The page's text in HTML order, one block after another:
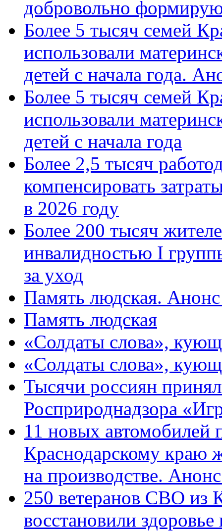
добровольно
Более 5 тысяч семей
использовали
детей с начала года.
Более 5 тысяч семей
использовали
детей с начала года
Более 2,5 тысяч
компенсировать
в 2026 году
Более 200 тысяч
инвалидностью I
за уход
Память людская.
Память людская
«Солдаты слова»,
«Солдаты слова»,
Тысячи россиян
Росприроднадзора
11 новых автомобилей
Краснодарскому краю
на производстве.
250 ветеранов СВО из
восстановили